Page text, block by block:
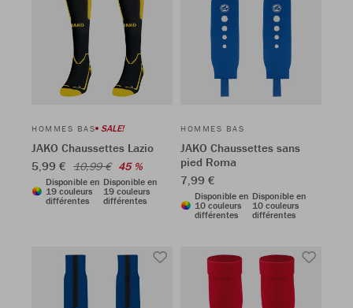
HOMMES BAS SALE!
JAKO Chaussettes Lazio
5,99 € 10,99 € 45 %
Disponible en
19 couleurs
différentes
Disponible en
19 couleurs
différentes
HOMMES BAS
JAKO Chaussettes sans
pied Roma
7,99 €
Disponible en
10 couleurs
différentes
Disponible en
10 couleurs
différentes